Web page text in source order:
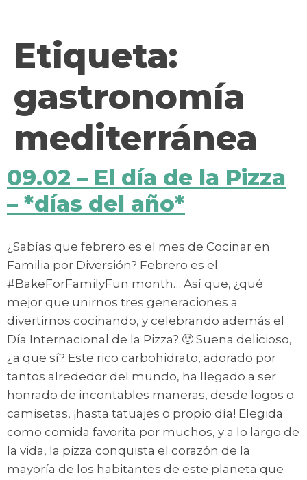
Etiqueta:
gastronomía
mediterránea
09.02 – El día de la Pizza
– *días del año*
¿Sabías que febrero es el mes de Cocinar en
Familia por Diversión? Febrero es el
#BakeForFamilyFun month… Así que, ¿qué
mejor que unirnos tres generaciones a
divertirnos cocinando, y celebrando además el
Día Internacional de la Pizza? 🙂 Suena delicioso,
¿a que sí? Este rico carbohidrato, adorado por
tantos alrededor del mundo, ha llegado a ser
honrado de incontables maneras, desde logos o
camisetas, ¡hasta tatuajes o propio día! Elegida
como comida favorita por muchos, y a lo largo de
la vida, la pizza conquista el corazón de la
mayoría de los habitantes de este planeta que